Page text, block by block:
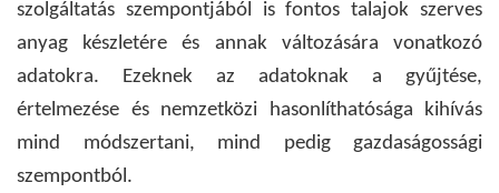
szolgáltatás szempontjából is fontos talajok szerves
anyag készletére és annak változására vonatkozó
adatokra. Ezeknek az adatoknak a gyűjtése,
értelmezése és nemzetközi hasonlíthatósága kihívás
mind módszertani, mind pedig gazdaságossági
szempontból.